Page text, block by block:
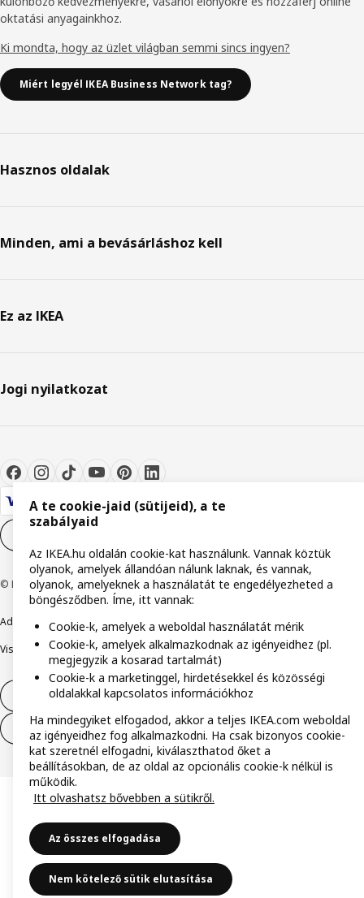
oktatási anyagainkhoz.
Ki mondta, hogy az üzlet világban semmi sincs ingyen?
Miért legyél IKEA Business Network tag?
Hasznos oldalak
Minden, ami a bevásárláshoz kell
Ez az IKEA
Jogi nyilatkozat
© Inter IKEA Systems B.V. 1999-2026
Adatvédelmi nyilatkozatCookie szabályzatEgyütt a biztonságért
Visszaélés bejelentés Digitális akadálymentesítési nyilatkozat
Elállás a szerződéstől
Elállás a szerződéstől (szolgáltatások)
A te cookie-jaid (sütijeid), a te
szabályaid
Az IKEA.hu oldalán cookie-kat használunk. Vannak köztük
olyanok, amelyek állandóan nálunk laknak, és vannak,
olyanok, amelyeknek a használatát te engedélyezheted a
böngésződben. Íme, itt vannak:
Cookie-k, amelyek a weboldal használatát mérik
Cookie-k, amelyek alkalmazkodnak az igényeidhez (pl.
megjegyzik a kosarad tartalmát)
Cookie-k a marketinggel, hirdetésekkel és közösségi
oldalakkal kapcsolatos információkhoz
Ha mindegyiket elfogadod, akkor a teljes IKEA.com weboldal
az igényeidhez fog alkalmazkodni. Ha csak bizonyos cookie-
kat szeretnél elfogadni, kiválaszthatod őket a
beállításokban, de az oldal az opcionális cookie-k nélkül is
működik.
Itt olvashatsz bővebben a sütikről.
Az összes elfogadása
Nem kötelező sütik elutasítása